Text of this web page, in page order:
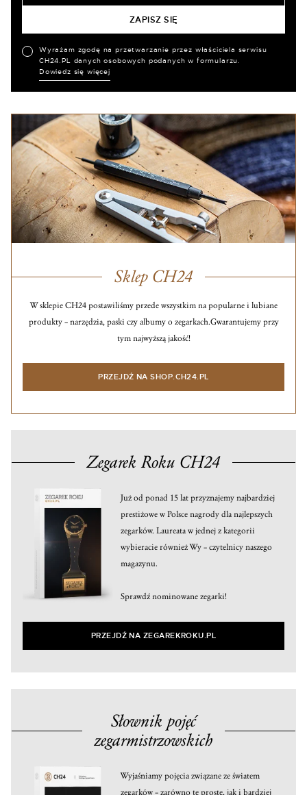
Wyrażam zgodę na przetwarzanie przez właściciela serwisu
CH24.PL danych osobowych podanych w formularzu.
Dowiedz się więcej
Sklep CH24
W sklepie CH24 postawiliśmy przede wszystkim na popularne i lubiane
produkty – narzędzia, paski czy albumy o zegarkach.Gwarantujemy przy
tym najwyższą jakość!
PRZEJDŹ NA SHOP.CH24.PL
Zegarek Roku CH24
Już od ponad 15 lat przyznajemy najbardziej
prestiżowe w Polsce nagrody dla najlepszych
zegarków. Laureata w jednej z kategorii
wybieracie również Wy – czytelnicy naszego
magazynu.
Sprawdź nominowane zegarki!
PRZEJDŹ NA ZEGAREKROKU.PL
Słownik pojęć
zegarmistrzowskich
Wyjaśniamy pojęcia związane ze światem
zegarków – zarówno te proste, jak i bardziej